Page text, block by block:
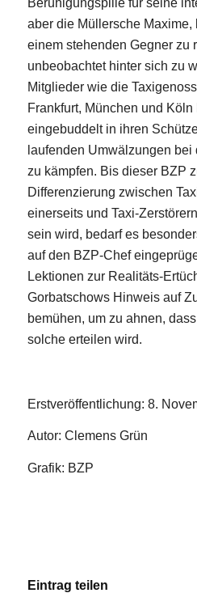
Beruhigungspille für seine
aber die Müllersche Maxime,
einem stehenden Gegner zu
unbeobachtet hinter sich zu
Mitglieder wie die
Frankfurt, München und
eingebuddelt in ihren
laufenden Umwälzungen bei
zu kämpfen. Bis dieser BZP
Differenzierung zwischen
einerseits und Taxi-
sein wird, bedarf es
auf den BZP-Chef
Lektionen zur Realitäts-
Gorbatschows Hinweis auf
bemühen, um zu ahnen,
solche erteilen wird.
Erstveröffentlichung: 8.
Autor: Clemens Grün
Grafik: BZP
Eintrag teilen